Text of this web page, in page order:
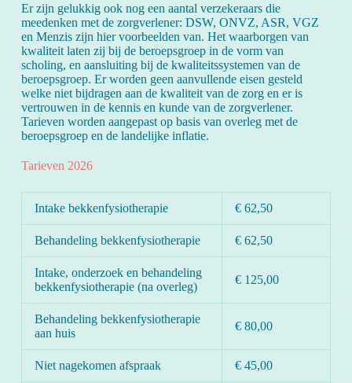
Er zijn gelukkig ook nog een aantal verzekeraars die
meedenken met de zorgverlener: DSW, ONVZ, ASR, VGZ
en Menzis zijn hier voorbeelden van. Het waarborgen van
kwaliteit laten zij bij de beroepsgroep in de vorm van
scholing, en aansluiting bij de kwaliteitssystemen van de
beroepsgroep. Er worden geen aanvullende eisen gesteld
welke niet bijdragen aan de kwaliteit van de zorg en er is
vertrouwen in de kennis en kunde van de zorgverlener.
Tarieven worden aangepast op basis van overleg met de
beroepsgroep en de landelijke inflatie.
Tarieven 2026
Intake bekkenfysiotherapie € 62,50
Behandeling bekkenfysiotherapie € 62,50
Intake, onderzoek en behandeling
bekkenfysiotherapie (na overleg)
€ 125,00
Behandeling bekkenfysiotherapie
aan huis
€ 80,00
Niet nagekomen afspraak € 45,00